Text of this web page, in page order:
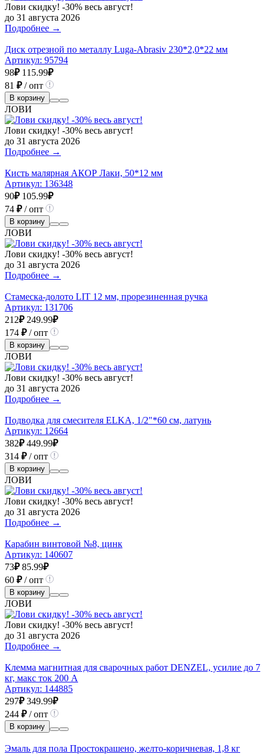
Лови скидку! -30% весь август!
до 31 августа 2026
Подробнее →
Диск отрезной по металлу Luga-Abrasiv 230*2,0*22 мм
Артикул: 95794
98₽ 115.99₽
81 ₽/ опт
В корзину
ЛОВИ
Лови скидку! -30% весь август!
до 31 августа 2026
Подробнее →
Кисть малярная АКОР Лаки, 50*12 мм
Артикул: 136348
90₽ 105.99₽
74 ₽/ опт
В корзину
ЛОВИ
Лови скидку! -30% весь август!
до 31 августа 2026
Подробнее →
Стамеска-долото LIT 12 мм, прорезиненная ручка
Артикул: 131706
212₽ 249.99₽
174 ₽/ опт
В корзину
ЛОВИ
Лови скидку! -30% весь август!
до 31 августа 2026
Подробнее →
Подводка для смесителя ELKA, 1/2"*60 см, латунь
Артикул: 12664
382₽ 449.99₽
314 ₽/ опт
В корзину
ЛОВИ
Лови скидку! -30% весь август!
до 31 августа 2026
Подробнее →
Карабин винтовой №8, цинк
Артикул: 140607
73₽ 85.99₽
60 ₽/ опт
В корзину
ЛОВИ
Лови скидку! -30% весь август!
до 31 августа 2026
Подробнее →
Клемма магнитная для сварочных работ DENZEL, усилие до 7
кг, макс ток 200 А
Артикул: 144885
297₽ 349.99₽
244 ₽/ опт
В корзину
Эмаль для пола Простокрашено, желто-коричневая, 1,8 кг